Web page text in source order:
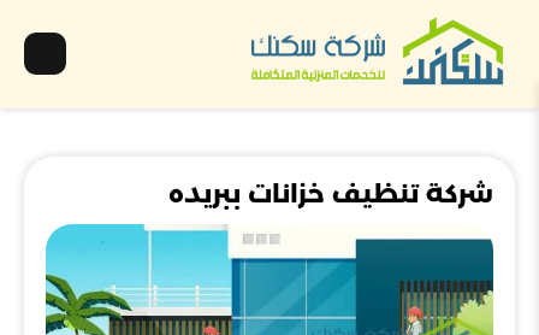
شركة تنظيف خزانات ببريده